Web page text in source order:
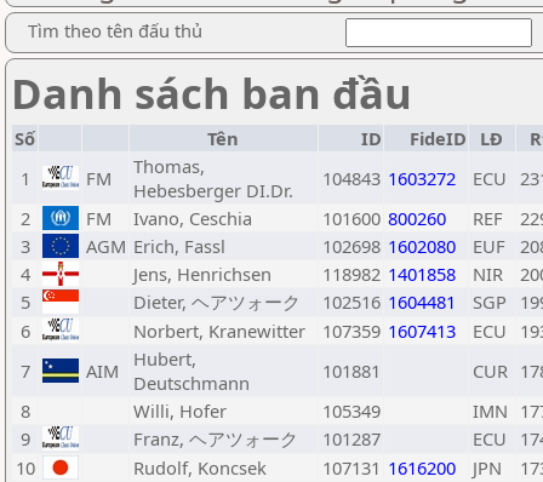
Tìm theo tên đấu thủ
Danh sách ban đầu
Số Tên ID FideID LĐ
1
FM
Thomas,
Hebesberger DI.Dr.
104843 1603272 ECU
2
FM Ivano, Ceschia 101600 800260 REF
3
AGM Erich, Fassl 102698 1602080 EUF
4
Jens, Henrichsen 118982 1401858 NIR
5
Dieter, ヘアツォーク 102516 1604481 SGP
6
Norbert, Kranewitter 107359 1607413 ECU
7
AIM
Hubert,
Deutschmann
101881 CUR
8
Willi, Hofer 105349 IMN
9
Franz, ヘアツォーク 101287 ECU
10
Rudolf, Koncsek 107131 1616200 JPN